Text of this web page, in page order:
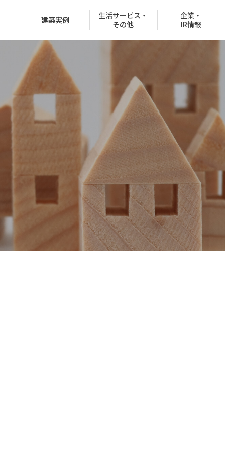
住宅net
所有権販売事業
建築実例
生活サービス・
その他
お客様紹介制度
企業・
IR情報
役員紹介
グループ会社
協賛イベント CMギャラリー